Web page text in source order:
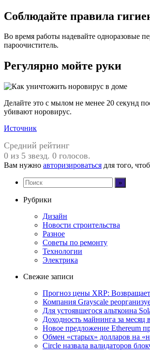
Соблюдайте правила
Во время работы надевайте одноразовые
пароочиститель.
Регулярно мойте руки
Делайте это с мылом не менее 20 секунд
убивают норовирус.
Источник
Средний рейтинг
0 из 5 звезд. 0 голосов.
Вам нужно авторизироваться для того,
Рубрики
Дизайн
Новости строительства
Разное
Советы по ремонту
Технологии
Электрика
Свежие записи
Прогноз цены XRP:
Компания Grayscale
Для устоявшегося альткоина
Доходность майнинга за месяц
Новое предложение Ethereum
Обмен «старых» долларов на
Circle назвала валидаторов